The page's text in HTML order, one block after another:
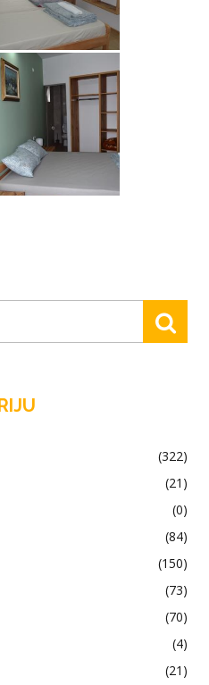
(322)
(21)
(0)
(84)
(150)
(73)
(70)
(4)
(21)